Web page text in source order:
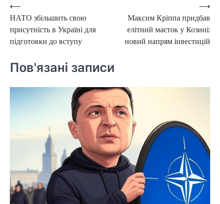
Навігація
записів
⟵
НАТО збільшить свою
присутність в Україні для
підготовки до вступу
Максим Кріппа придбав
елітний маєток у Козині:
новий напрям інвестицій
⟶
Пов'язані записи